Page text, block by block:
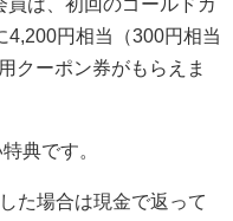
4,200円相当（300円相当
クーポン券がもらえま
典です。
た場合は現金で返って